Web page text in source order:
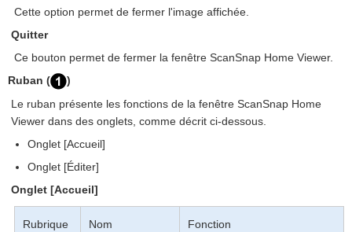
Cette option permet de fermer l'image affichée.
Quitter
Ce bouton permet de fermer la fenêtre ScanSnap Home Viewer.
Ruban (
)
Le ruban présente les fonctions de la fenêtre ScanSnap Home
Viewer dans des onglets, comme décrit ci-dessous.
Onglet [Accueil]
Onglet [Éditer]
Onglet [Accueil]
Rubrique Nom Fonction